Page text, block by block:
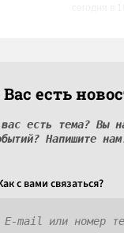
есть
есть тема? Вы
Напишите
c вами связаться?